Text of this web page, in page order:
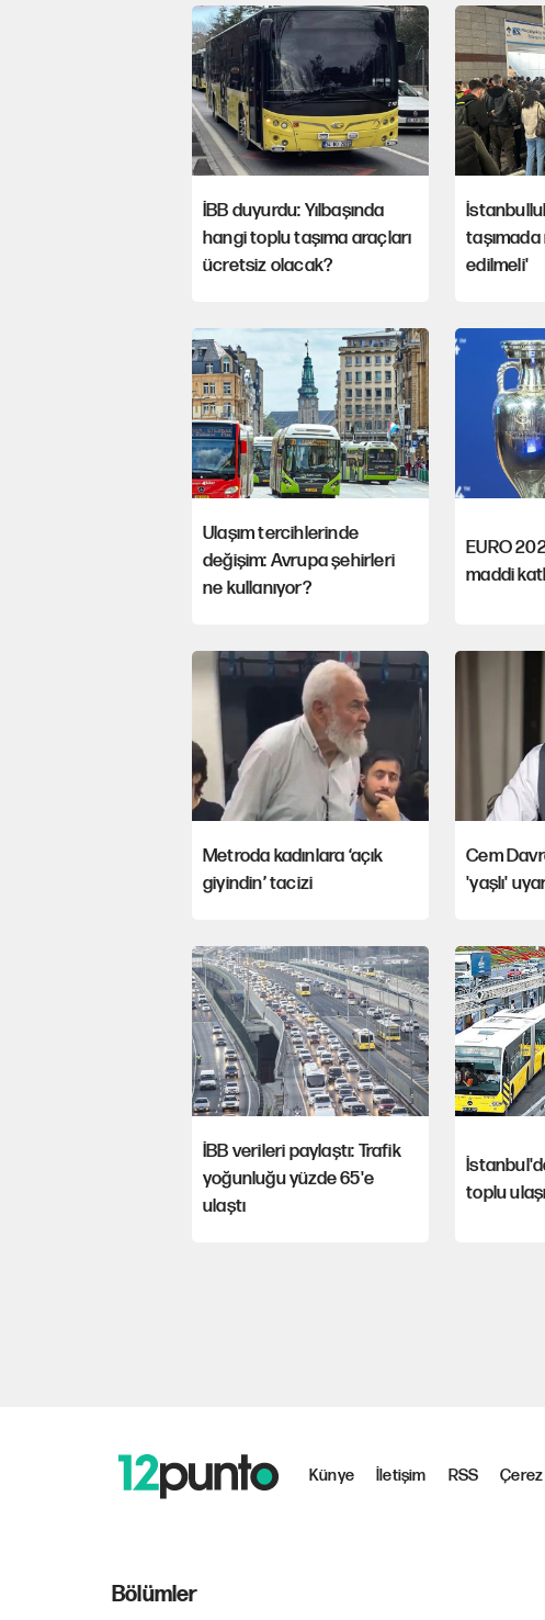
İBB duyurdu: Yılbaşında
hangi toplu taşıma araçları
ücretsiz olacak?
edilmeli'
Ulaşım tercihlerinde
değişim: Avrupa şehirleri
ne kullanıyor?
EURO
maddi
Metroda kadınlara ‘açık
giyindin’ tacizi
Cem
'yaşlı'
İBB verileri paylaştı: Trafik
yoğunluğu yüzde 65'e
ulaştı
toplu
Künye İletişim RSS Çerez
Bölümler